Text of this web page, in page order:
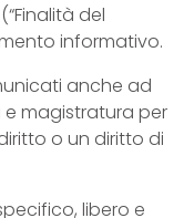
del
informativo.
anche ad
e magistratura per
o un diritto di
libero e